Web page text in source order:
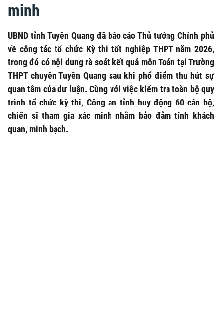
minh
UBND tỉnh Tuyên Quang đã báo cáo Thủ tướng Chính phủ
về công tác tổ chức Kỳ thi tốt nghiệp THPT năm 2026,
trong đó có nội dung rà soát kết quả môn Toán tại Trường
THPT chuyên Tuyên Quang sau khi phổ điểm thu hút sự
quan tâm của dư luận. Cùng với việc kiểm tra toàn bộ quy
trình tổ chức kỳ thi, Công an tỉnh huy động 60 cán bộ,
chiến sĩ tham gia xác minh nhằm bảo đảm tính khách
quan, minh bạch.